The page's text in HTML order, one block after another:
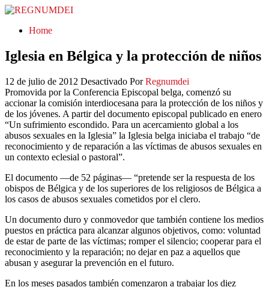
REGNUMDEI
Home
Iglesia en Bélgica y la protección de niños
12 de julio de 2012 Desactivado Por Regnumdei
Promovida por la Conferencia Episcopal belga, comenzó su
accionar la comisión interdiocesana para la protección de los niños y
de los jóvenes. A partir del documento episcopal publicado en enero
“Un sufrimiento escondido. Para un acercamiento global a los
abusos sexuales en la Iglesia” la Iglesia belga iniciaba el trabajo “de
reconocimiento y de reparación a las víctimas de abusos sexuales en
un contexto eclesial o pastoral”.
El documento —de 52 páginas— “pretende ser la respuesta de los
obispos de Bélgica y de los superiores de los religiosos de Bélgica a
los casos de abusos sexuales cometidos por el clero.
Un documento duro y conmovedor que también contiene los medios
puestos en práctica para alcanzar algunos objetivos, como: voluntad
de estar de parte de las víctimas; romper el silencio; cooperar para el
reconocimiento y la reparación; no dejar en paz a aquellos que
abusan y asegurar la prevención en el futuro.
En los meses pasados también comenzaron a trabajar los diez